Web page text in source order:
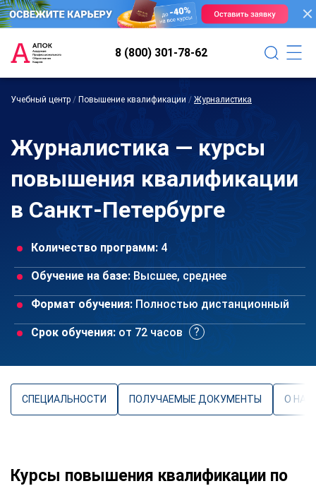
8 (800) 301-78-62
Учебный центр / Повышение квалификации / Журналистика
Журналистика — курсы
повышения квалификации
в Санкт-Петербурге
Количество программ: 4
Обучение на базе: Высшее, среднее
Формат обучения: Полностью дистанционный
Срок обучения: от 72 часов
СПЕЦИАЛЬНОСТИ ПОЛУЧАЕМЫЕ ДОКУМЕНТЫ О
Курсы повышения квалификации по